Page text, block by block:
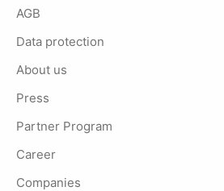
AGB
Data protection
About us
Press
Partner Program
Career
Companies